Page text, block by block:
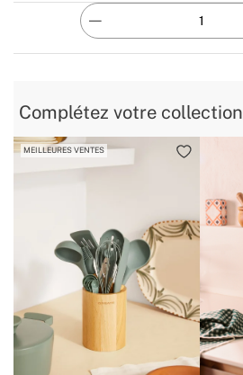
Complétez votre collection
MEILLEURES VENTES